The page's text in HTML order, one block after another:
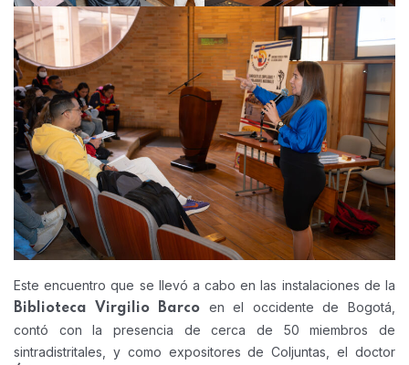
Este encuentro que se llevó a cabo en las instalaciones de la
Biblioteca Virgilio Barco en el occidente de Bogotá,
contó con la presencia de cerca de 50 miembros de
sintradistritales, y como expositores de Coljuntas, el doctor